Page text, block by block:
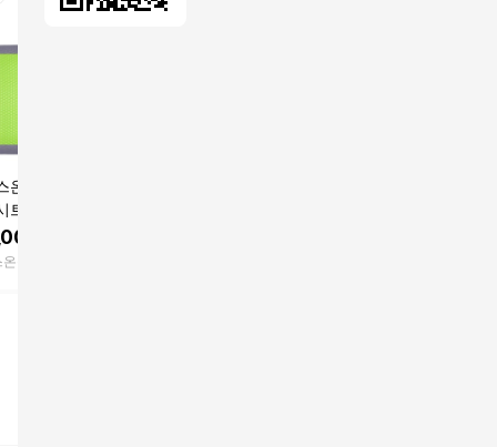
온 기능성 프리
트 L SIZE(자세
무실 벌집 쿨 의
중방석)
공식스토어